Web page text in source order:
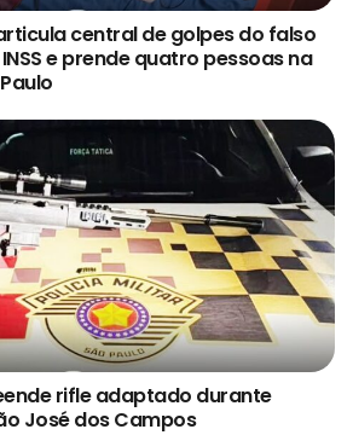
central de golpes do falso
e prende quatro pessoas na
rifle adaptado durante
José dos Campos